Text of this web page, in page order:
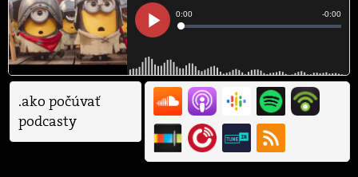
.ako počúvať
podcasty